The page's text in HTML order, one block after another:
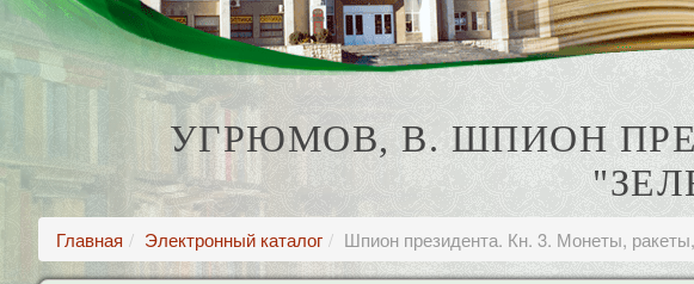
УГРЮМОВ, В. ШПИОН
Главная Электронный каталог Шпион президента. Кн. 3. Монеты,